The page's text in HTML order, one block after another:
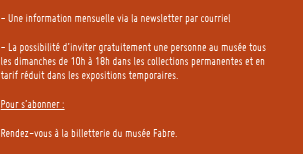
- Une information mensuelle via la newsletter par courriel
- La possibilité d’inviter gratuitement une personne au musée tous
les dimanches de 10h à 18h dans les collections permanentes et en
tarif réduit dans les expositions temporaires.
Pour s’abonner :
Rendez-vous à la billetterie du musée Fabre.